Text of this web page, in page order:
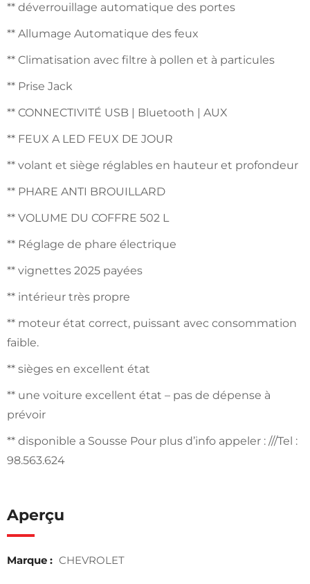
** déverrouillage automatique des portes
** Allumage Automatique des feux
** Climatisation avec filtre à pollen et à particules
** Prise Jack
** CONNECTIVITÉ USB | Bluetooth | AUX
** FEUX A LED FEUX DE JOUR
** volant et siège réglables en hauteur et profondeur
** PHARE ANTI BROUILLARD
** VOLUME DU COFFRE 502 L
** Réglage de phare électrique
** vignettes 2025 payées
** intérieur très propre
** moteur état correct, puissant avec consommation
faible.
** sièges en excellent état
** une voiture excellent état – pas de dépense à
prévoir
** disponible a Sousse Pour plus d’info appeler : ///Tel :
98.563.624
Aperçu
Marque : CHEVROLET